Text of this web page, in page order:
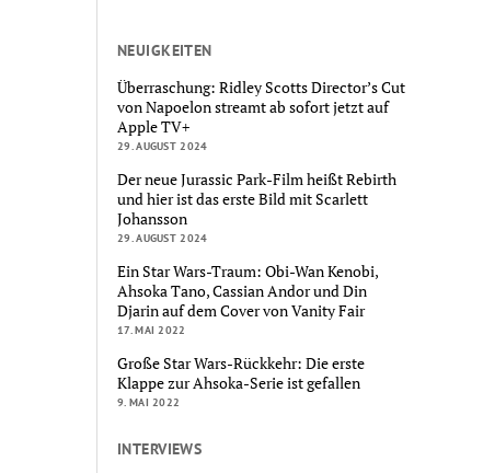
NEUIGKEITEN
Überraschung: Ridley Scotts Director’s Cut
von Napoelon streamt ab sofort jetzt auf
Apple TV+
29. AUGUST 2024
Der neue Jurassic Park-Film heißt Rebirth
und hier ist das erste Bild mit Scarlett
Johansson
29. AUGUST 2024
Ein Star Wars-Traum: Obi-Wan Kenobi,
Ahsoka Tano, Cassian Andor und Din
Djarin auf dem Cover von Vanity Fair
17. MAI 2022
Große Star Wars-Rückkehr: Die erste
Klappe zur Ahsoka-Serie ist gefallen
9. MAI 2022
INTERVIEWS